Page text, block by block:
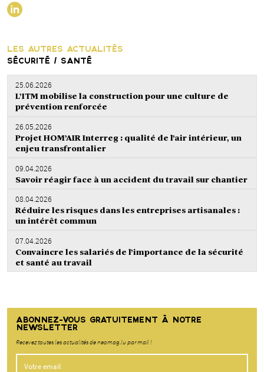
LES AUTRES ACTUALITÉS
SÉCURITÉ / SANTÉ
25.06.2026
L’ITM mobilise la construction pour une culture de
prévention renforcée
26.05.2026
Projet HOM’AIR Interreg : qualité de l’air intérieur, un
enjeu transfrontalier
09.04.2026
Savoir réagir face à un accident du travail sur chantier
08.04.2026
Réduire les risques dans les entreprises artisanales :
un intérêt commun
07.04.2026
Convaincre les salariés de l’importance de la sécurité
et santé au travail
ABONNEZ-VOUS GRATUITEMENT À NOTRE
NEWSLETTER
Recevez toutes les actualités de neomag.lu par mail !